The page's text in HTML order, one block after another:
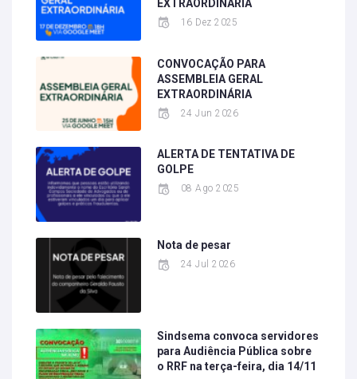
EXTRAORDINÁRIA
16 Dez 2025
CONVOCAÇÃO PARA
ASSEMBLEIA GERAL
EXTRAORDINÁRIA
24 Jun 2026
ALERTA DE TENTATIVA DE
GOLPE
08 Ago 2025
Nota de pesar
24 Jul 2026
Sindsema convoca servidores
para Audiência Pública sobre
o RRF na terça-feira, dia 14/11